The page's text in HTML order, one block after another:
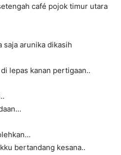
café pojok timur utara
saja arunika dikasih
lepas kanan pertigaan..
bertandang kesana..